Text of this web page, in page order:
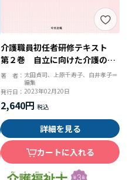
介護職員初任者研修テキスト
第２巻 自立に向けた介護の実
際 第３版
著 者： 太田貞司、上原千寿子、白井孝子＝
編集
発行日： 2023年02月20日
2,640円
詳細を見る
カートに入れる